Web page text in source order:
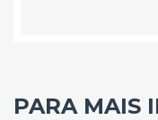
PARA MAIS